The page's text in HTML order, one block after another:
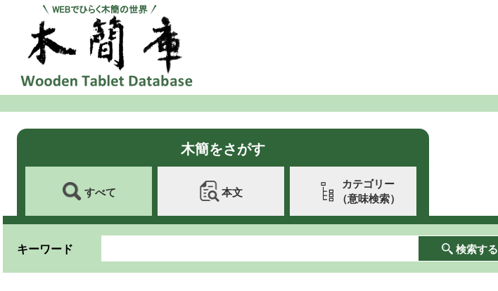
木簡をさがす
すべて 本文
カテゴリー
（意味検索）
キーワード 検索する